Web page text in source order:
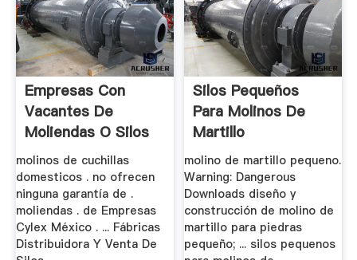
Empresas Con
Vacantes De
Moliendas O Silos
molinos de cuchillas
domesticos . no ofrecen
ninguna garantía de .
moliendas . de Empresas
Cylex México . ... Fábricas
Distribuidora Y Venta De
Silos Pequeños
Para Molinos De
Martillo
molino de martillo pequeno.
Warning: Dangerous
Downloads diseño y
construcción de molino de
martillo para piedras
pequeño; ... silos pequenos